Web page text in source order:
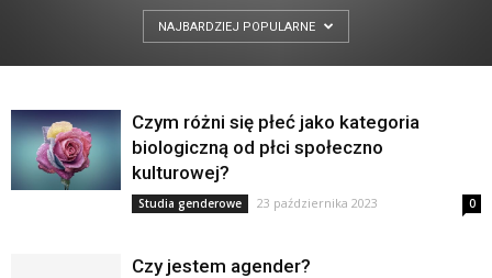
NAJBARDZIEJ POPULARNE
Czym różni się płeć jako kategoria
biologiczną od płci społeczno
kulturowej?
Studia genderowe 23 października 2023 0
Czy jestem agender?